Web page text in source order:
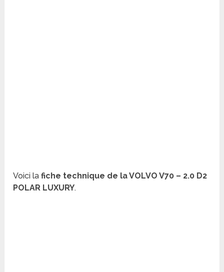
Voici la fiche technique de la VOLVO V70 – 2.0 D2
POLAR LUXURY.